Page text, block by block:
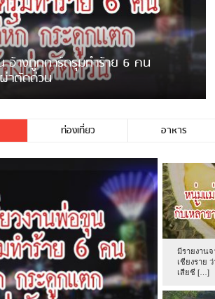
ม่าเร่ขายพวงมาลัยหน้าพ่อขุนฯ
ตนเองไม่ใช่ประชาชนชาวเชียงร […]
ท่องเที่ยว อาหาร
มีรายงาน
เชียงราย
เสียชี […]